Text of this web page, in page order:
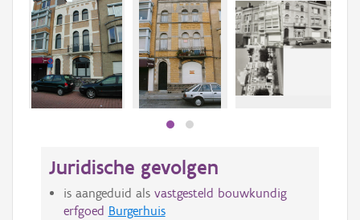
Juridische gevolgen
is aangeduid als vastgesteld bouwkundig
erfgoed Burgerhuis